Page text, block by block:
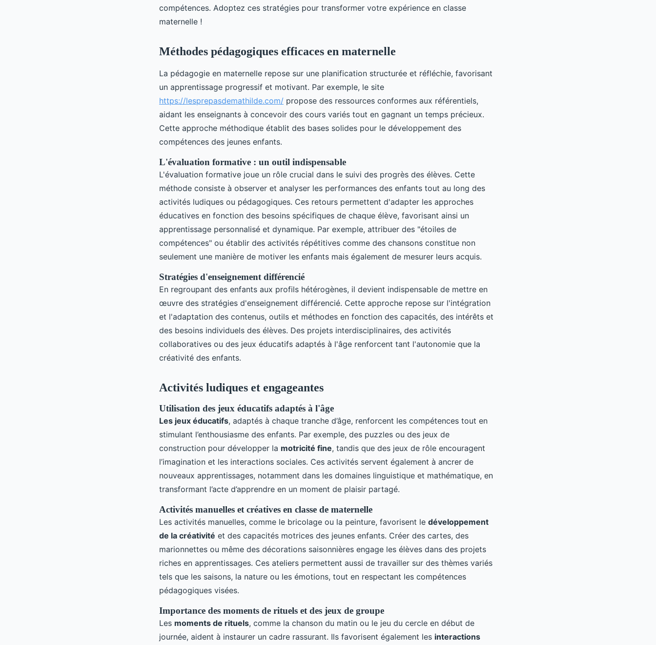
compétences. Adoptez ces stratégies pour transformer votre expérience en classe
maternelle !
Méthodes pédagogiques efficaces en maternelle
La pédagogie en maternelle repose sur une planification structurée et réfléchie, favorisant
un apprentissage progressif et motivant. Par exemple, le site
https://lesprepasdemathilde.com/ propose des ressources conformes aux référentiels,
aidant les enseignants à concevoir des cours variés tout en gagnant un temps précieux.
Cette approche méthodique établit des bases solides pour le développement des
compétences des jeunes enfants.
L'évaluation formative : un outil indispensable
L'évaluation formative joue un rôle crucial dans le suivi des progrès des élèves. Cette
méthode consiste à observer et analyser les performances des enfants tout au long des
activités ludiques ou pédagogiques. Ces retours permettent d'adapter les approches
éducatives en fonction des besoins spécifiques de chaque élève, favorisant ainsi un
apprentissage personnalisé et dynamique. Par exemple, attribuer des "étoiles de
compétences" ou établir des activités répétitives comme des chansons constitue non
seulement une manière de motiver les enfants mais également de mesurer leurs acquis.
Stratégies d'enseignement différencié
En regroupant des enfants aux profils hétérogènes, il devient indispensable de mettre en
œuvre des stratégies d'enseignement différencié. Cette approche repose sur l'intégration
et l'adaptation des contenus, outils et méthodes en fonction des capacités, des intérêts et
des besoins individuels des élèves. Des projets interdisciplinaires, des activités
collaboratives ou des jeux éducatifs adaptés à l'âge renforcent tant l'autonomie que la
créativité des enfants.
Activités ludiques et engageantes
Utilisation des jeux éducatifs adaptés à l'âge
Les jeux éducatifs, adaptés à chaque tranche d’âge, renforcent les compétences tout en
stimulant l’enthousiasme des enfants. Par exemple, des puzzles ou des jeux de
construction pour développer la motricité fine, tandis que des jeux de rôle encouragent
l’imagination et les interactions sociales. Ces activités servent également à ancrer de
nouveaux apprentissages, notamment dans les domaines linguistique et mathématique, en
transformant l’acte d’apprendre en un moment de plaisir partagé.
Activités manuelles et créatives en classe de maternelle
Les activités manuelles, comme le bricolage ou la peinture, favorisent le développement
de la créativité et des capacités motrices des jeunes enfants. Créer des cartes, des
marionnettes ou même des décorations saisonnières engage les élèves dans des projets
riches en apprentissages. Ces ateliers permettent aussi de travailler sur des thèmes variés
tels que les saisons, la nature ou les émotions, tout en respectant les compétences
pédagogiques visées.
Importance des moments de rituels et des jeux de groupe
Les moments de rituels, comme la chanson du matin ou le jeu du cercle en début de
journée, aident à instaurer un cadre rassurant. Ils favorisent également les interactions